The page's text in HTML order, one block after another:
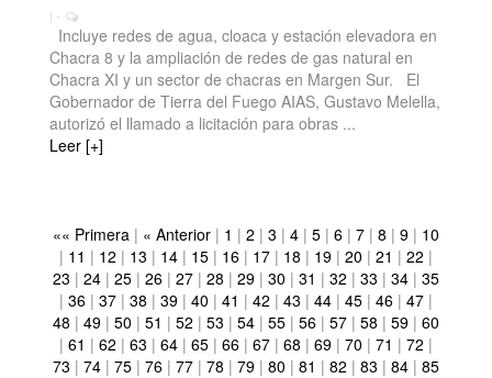
| -
Incluye redes de agua, cloaca y estación elevadora en
Chacra 8 y la ampliación de redes de gas natural en
Chacra XI y un sector de chacras en Margen Sur. El
Gobernador de Tierra del Fuego AIAS, Gustavo Melella,
autorizó el llamado a licitación para obras ...
Leer [+]
«« Primera | « Anterior | 1 | 2 | 3 | 4 | 5 | 6 | 7 | 8 | 9 | 10
| 11 | 12 | 13 | 14 | 15 | 16 | 17 | 18 | 19 | 20 | 21 | 22 |
23 | 24 | 25 | 26 | 27 | 28 | 29 | 30 | 31 | 32 | 33 | 34 | 35
| 36 | 37 | 38 | 39 | 40 | 41 | 42 | 43 | 44 | 45 | 46 | 47 |
48 | 49 | 50 | 51 | 52 | 53 | 54 | 55 | 56 | 57 | 58 | 59 | 60
| 61 | 62 | 63 | 64 | 65 | 66 | 67 | 68 | 69 | 70 | 71 | 72 |
73 | 74 | 75 | 76 | 77 | 78 | 79 | 80 | 81 | 82 | 83 | 84 | 85